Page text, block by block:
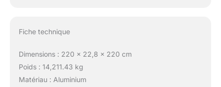
Fiche technique
Dimensions : 220 x 22,8 x 220 cm
Poids : 14,211.43 kg
Matériau : Aluminium